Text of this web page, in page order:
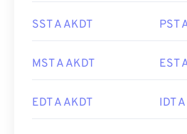
SST A AKDT PST
MST A AKDT EST
EDT A AKDT IDT